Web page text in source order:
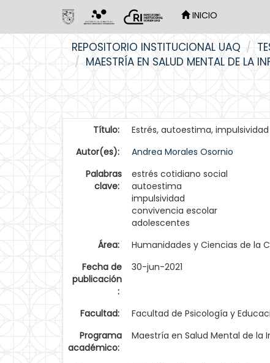
INICIO
REPOSITORIO INSTITUCIONAL UAQ
MAESTRÍA EN SALUD MENTAL DE LA
Título:
Estrés, autoestima,
Autor(es):
Andrea Morales Osornio
Palabras
clave:
estrés cotidiano social
autoestima
impulsividad
convivencia escolar
adolescentes
Área:
Humanidades y Ciencias de la
Fecha de
publicación
:
30-jun-2021
Facultad:
Facultad de Psicología y
Programa
académico:
Maestría en Salud Mental de la